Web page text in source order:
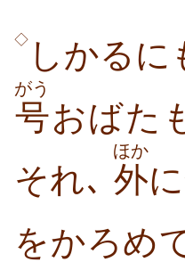
◇ しかるに
号
がう
おばた
それ､ 外
ほか
に
をかろめ